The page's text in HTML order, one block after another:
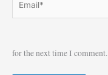
for the next time I comment.